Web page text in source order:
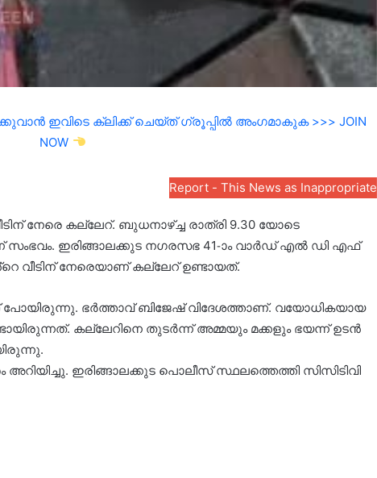
ഇവിടെ ക്ലിക്ക് ചെയ്ത് ഗ്രൂപ്പിൽ അംഗമാകുക >>> JOIN
NOW
Report - This News as Inappropriate
നേരെ കല്ലേറ്. ബുധനാഴ്ച്ച രാത്രി 9.30 യോടെ
സംഭവം. ഇരിങ്ങാലക്കുട നഗരസഭ 41-ാം വാർഡ് എൽ ഡി എഫ്
വീടിന് നേരെയാണ് കല്ലേറ് ഉണ്ടായത്.
പോയിരുന്നു. ഭർത്താവ് ബിജേഷ് വിദേശത്താണ്. വയോധികയായ
കല്ലേറിനെ തുടർന്ന് അമ്മയും മക്കളും ഭയന്ന് ഉടൻ
ഇരിങ്ങാലക്കുട പൊലീസ് സ്ഥലത്തെത്തി സിസിടിവി